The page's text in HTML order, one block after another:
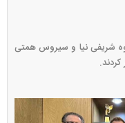
شریفی نیا و سیروس همتی